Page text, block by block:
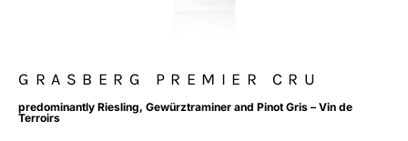
GRASBERG PREMIER CRU
predominantly Riesling, Gewürztraminer and Pinot Gris – Vin de
Terroirs